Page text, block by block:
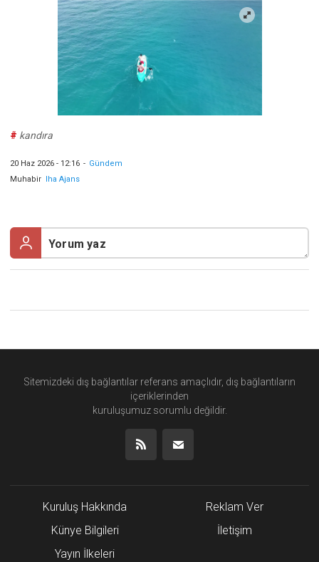
# kandıra
20 Haz 2026 - 12:16 - Gündem
Muhabir Iha Ajans
Sitemizdeki dış bağlantılar referans amaçlıdır, dış bağlantıların
içeriklerinden
kuruluşumuz sorumlu değildir.
Kuruluş Hakkında
Künye Bilgileri
Yayın İlkeleri
Reklam Ver
İletişim